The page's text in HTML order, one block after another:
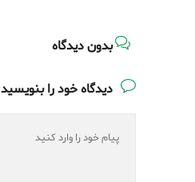
بدون دیدگاه
دیدگاه خود را بنویسید